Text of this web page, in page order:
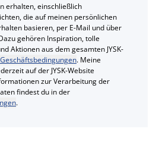
erhalten, einschließlich
die auf meinen persönlichen
basieren, per E-Mail und über
gehören Inspiration, tolle
Aktionen aus dem gesamten JYSK-
. Meine
auf der JYSK-Website
zur Verarbeitung der
findest du in der
.